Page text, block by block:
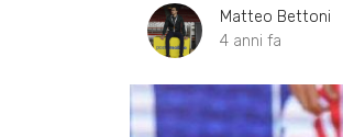
Matteo Bettoni
4 anni fa